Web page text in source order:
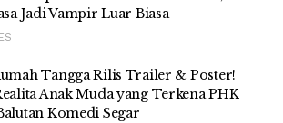
Jadi Vampir Luar Biasa
Tangga Rilis Trailer & Poster!
Anak Muda yang Terkena PHK
Komedi Segar